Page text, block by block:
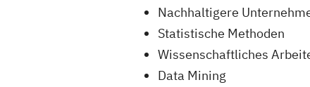
Nachhaltigere
Statistische Methoden
Wissenschaftliches
Data Mining